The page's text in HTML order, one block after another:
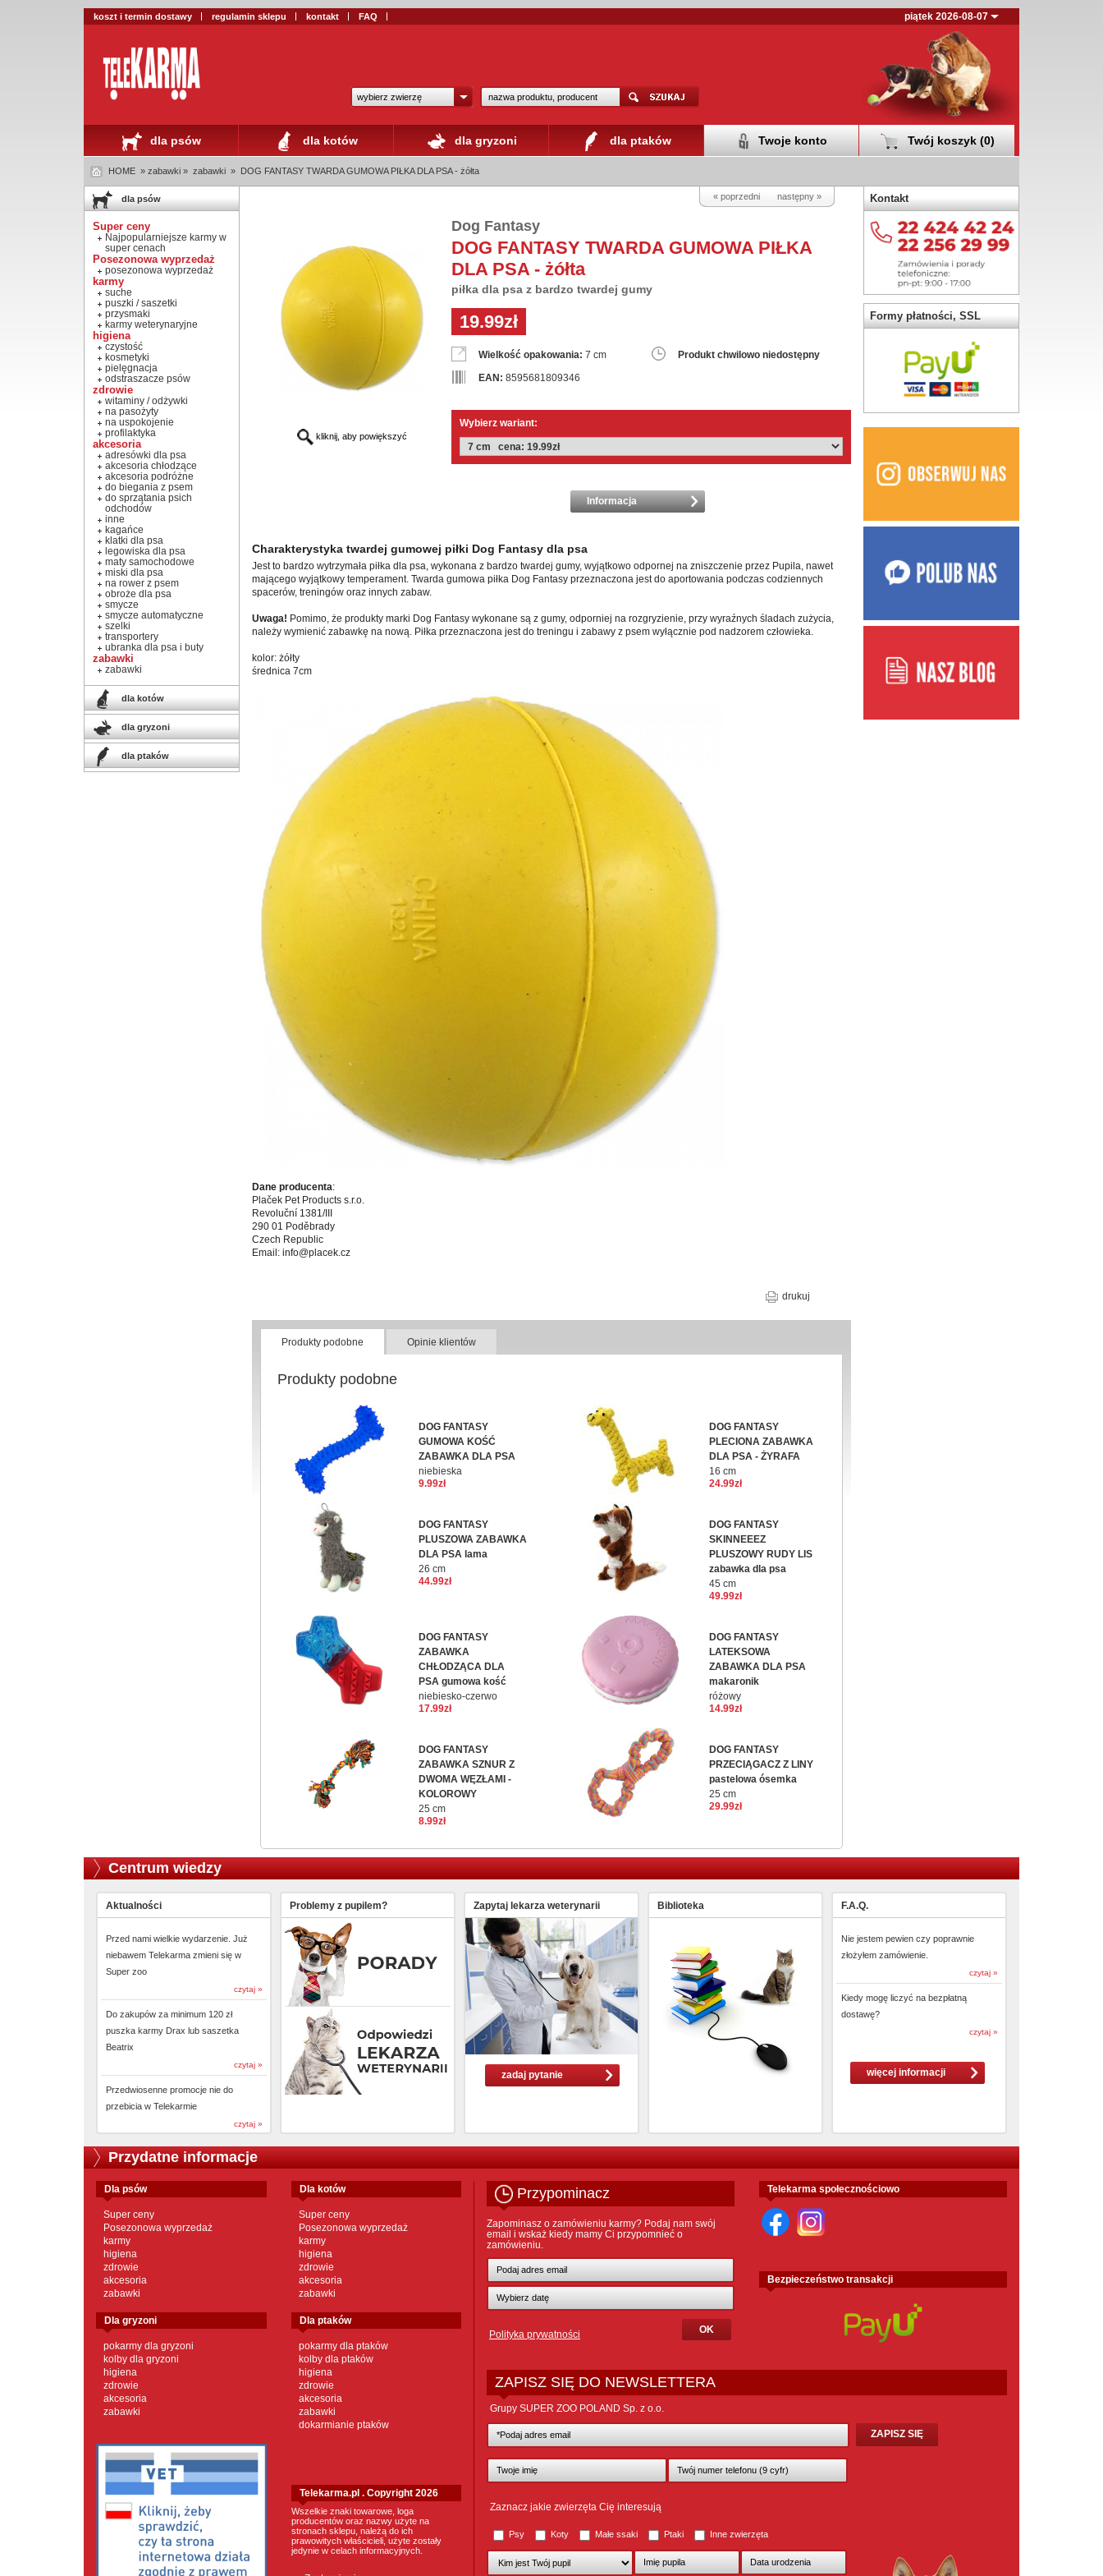
koszt i termin dostawy regulamin sklepu kontakt FAQ piątek 2026-08-07
wybierz zwierzę
dla psów dla kotów dla gryzoni dla ptaków Twoje konto Twój koszyk (0)
HOME » zabawki » zabawki » DOG FANTASY TWARDA GUMOWA PIŁKA DLA PSA - żółta
dla psów
Super ceny
Najpopularniejsze karmy w
super cenach
Posezonowa wyprzedaż
posezonowa wyprzedaż
karmy
suche
puszki / saszetki
przysmaki
karmy weterynaryjne
higiena
czystość
kosmetyki
pielęgnacja
odstraszacze psów
zdrowie
witaminy / odżywki
na pasożyty
na uspokojenie
profilaktyka
akcesoria
adresówki dla psa
akcesoria chłodzące
akcesoria podróżne
do biegania z psem
do sprzątania psich
odchodów
inne
kagańce
klatki dla psa
legowiska dla psa
maty samochodowe
miski dla psa
na rower z psem
obroże dla psa
smycze
smycze automatyczne
szelki
transportery
ubranka dla psa i buty
zabawki
zabawki
dla kotów
dla gryzoni
dla ptaków
« poprzedni następny »
kliknij, aby powiększyć
Dog Fantasy
DOG FANTASY TWARDA GUMOWA PIŁKA
DLA PSA - żółta
piłka dla psa z bardzo twardej gumy
19.99zł
Wielkość opakowania: 7 cm
Produkt chwilowo niedostępny
EAN: 8595681809346
Wybierz wariant:
Informacja
Charakterystyka twardej gumowej piłki Dog Fantasy dla psa
Jest to bardzo wytrzymała piłka dla psa, wykonana z bardzo twardej gumy, wyjątkowo odpornej na zniszczenie przez Pupila, nawet
mającego wyjątkowy temperament. Twarda gumowa piłka Dog Fantasy przeznaczona jest do aportowania podczas codziennych
spacerów, treningów oraz innych zabaw.
Uwaga! Pomimo, że produkty marki Dog Fantasy wykonane są z gumy, odporniej na rozgryzienie, przy wyraźnych śladach zużycia,
należy wymienić zabawkę na nową. Piłka przeznaczona jest do treningu i zabawy z psem wyłącznie pod nadzorem człowieka.
kolor: żółty
średnica 7cm
Dane producenta:
Plaček Pet Products s.r.o.
Revoluční 1381/III
290 01 Poděbrady
Czech Republic
Email: info@placek.cz
drukuj
Produkty podobne Opinie klientów
Produkty podobne
DOG FANTASY
GUMOWA KOŚĆ
ZABAWKA DLA PSA
niebieska
9.99zł
DOG FANTASY
PLECIONA ZABAWKA
DLA PSA - ŻYRAFA
16 cm
24.99zł
DOG FANTASY
PLUSZOWA ZABAWKA
DLA PSA lama
26 cm
44.99zł
DOG FANTASY
SKINNEEEZ
PLUSZOWY RUDY LIS
zabawka dla psa
45 cm
49.99zł
DOG FANTASY
ZABAWKA
CHŁODZĄCA DLA
PSA gumowa kość
niebiesko-czerwo
17.99zł
DOG FANTASY
LATEKSOWA
ZABAWKA DLA PSA
makaronik
różowy
14.99zł
DOG FANTASY
ZABAWKA SZNUR Z
DWOMA WĘZŁAMI -
KOLOROWY
25 cm
8.99zł
DOG FANTASY
PRZECIĄGACZ Z LINY
pastelowa ósemka
25 cm
29.99zł
Kontakt
Formy płatności, SSL
Centrum wiedzy
Aktualności
Przed nami wielkie wydarzenie. Już
niebawem Telekarma zmieni się w
Super zoo
czytaj »
Do zakupów za minimum 120 zł
puszka karmy Drax lub saszetka
Beatrix
czytaj »
Przedwiosenne promocje nie do
przebicia w Telekarmie
czytaj »
Problemy z pupilem? Zapytaj lekarza weterynarii
zadaj pytanie
Biblioteka F.A.Q.
Nie jestem pewien czy poprawnie
złożyłem zamówienie.
czytaj »
Kiedy mogę liczyć na bezpłatną
dostawę?
czytaj »
więcej informacji
Przydatne informacje
dla psów
Super ceny
Posezonowa wyprzedaż
karmy
higiena
zdrowie
akcesoria
zabawki
dla kotów
Super ceny
Posezonowa wyprzedaż
karmy
higiena
zdrowie
akcesoria
zabawki
dla gryzoni
pokarmy dla gryzoni
kolby dla gryzoni
higiena
zdrowie
akcesoria
zabawki
dla ptaków
pokarmy dla ptaków
kolby dla ptaków
higiena
zdrowie
akcesoria
zabawki
dokarmianie ptaków
Telekarma.pl . Copyright 2026
Wszelkie znaki towarowe, loga
producentów oraz nazwy użyte na
stronach sklepu, należą do ich
prawowitych właścicieli, użyte zostały
jedynie w celach informacyjnych.
Przypominacz
Zapominasz o zamówieniu karmy? Podaj nam swój
email i wskaż kiedy mamy Ci przypomnieć o
zamówieniu.
Polityka prywatności
Telekarma społecznościowo
Bezpieczeństwo transakcji
ZAPISZ SIĘ DO NEWSLETTERA
Grupy SUPER ZOO POLAND Sp. z o.o.
Zaznacz jakie zwierzęta Cię interesują
Psy Koty Małe ssaki Ptaki Inne zwierzęta